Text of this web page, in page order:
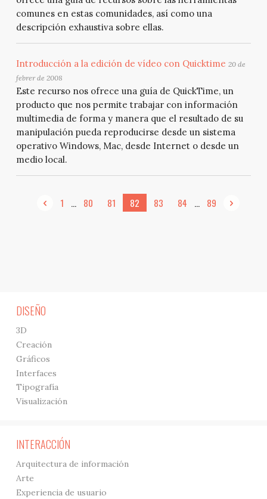
comunes en estas comunidades, así como una
descripción exhaustiva sobre ellas.
Introducción a la edición de vídeo con Quicktime 20 de
febrer de 2008
Este recurso nos ofrece una guía de QuickTime, un
producto que nos permite trabajar con información
multimedia de forma y manera que el resultado de su
manipulación pueda reproducirse desde un sistema
operativo Windows, Mac, desde Internet o desde un
medio local.
1 ... 80 81 82 83 84 ... 89
DISEÑO
3D
Creación
Gráficos
Interfaces
Tipografía
Visualización
INTERACCIÓN
Arquitectura de información
Arte
Experiencia de usuario